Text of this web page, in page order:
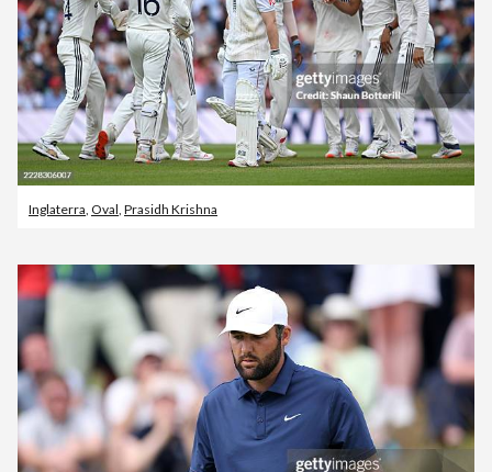
Inglaterra, Oval, Prasidh Krishna